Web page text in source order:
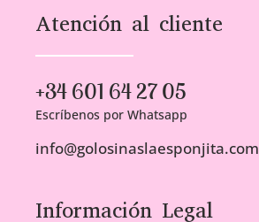
Atención al cliente
+34 601 64 27 05
Escríbenos por Whatsapp
info@golosinaslaesponjita.com
Información Legal